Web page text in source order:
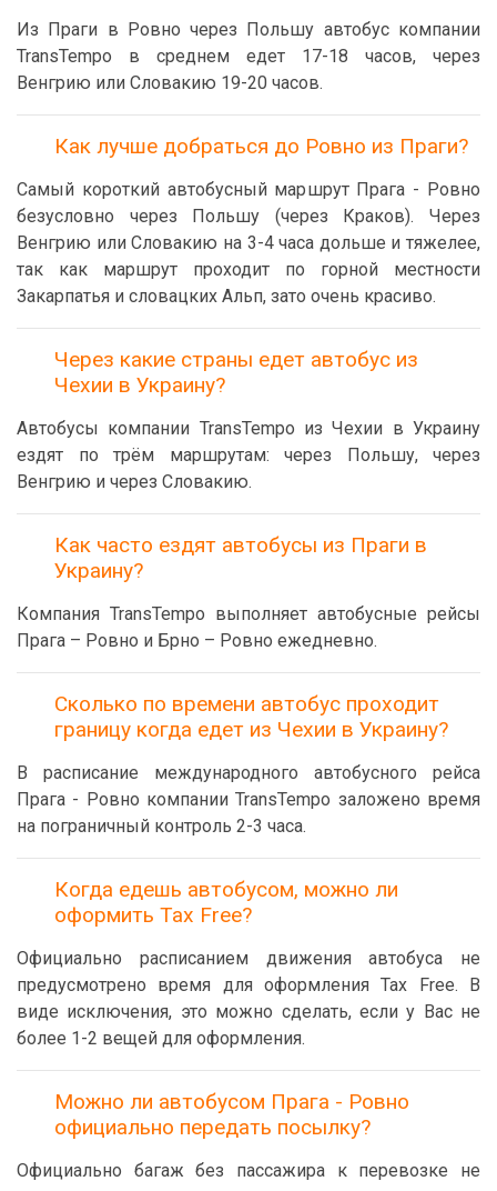
Из Праги в Ровно через Польшу автобус компании
TransTempo в среднем едет 17-18 часов, через
Венгрию или Словакию 19-20 часов.
Как лучше добраться до Ровно из Праги?
Самый короткий автобусный маршрут Прага - Ровно
безусловно через Польшу (через Краков). Через
Венгрию или Словакию на 3-4 часа дольше и тяжелее,
так как маршрут проходит по горной местности
Закарпатья и словацких Альп, зато очень красиво.
Через какие страны едет автобус из
Чехии в Украину?
Автобусы компании TransTempo из Чехии в Украину
ездят по трём маршрутам: через Польшу, через
Венгрию и через Словакию.
Как часто ездят автобусы из Праги в
Украину?
Компания TransTempo выполняет автобусные рейсы
Прага – Ровно и Брно – Ровно ежедневно.
Сколько по времени автобус проходит
границу когда едет из Чехии в Украину?
В расписание международного автобусного рейса
Прага - Ровно компании TransTempo заложено время
на пограничный контроль 2-3 часа.
Когда едешь автобусом, можно ли
оформить Tax Free?
Официально расписанием движения автобуса не
предусмотрено время для оформления Tax Free. В
виде исключения, это можно сделать, если у Вас не
более 1-2 вещей для оформления.
Можно ли автобусом Прага - Ровно
официально передать посылку?
Официально багаж без пассажира к перевозке не